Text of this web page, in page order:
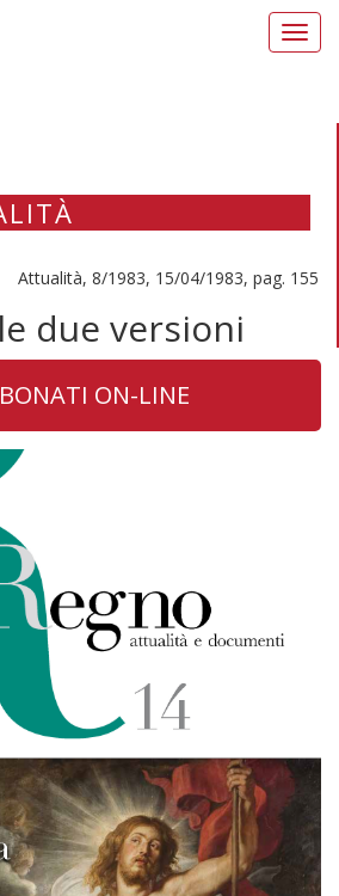
Attualità, 8/1983, 15/04/1983, pag. 155
due versioni
ON-LINE